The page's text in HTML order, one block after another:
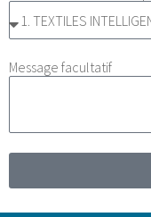
Message facultatif